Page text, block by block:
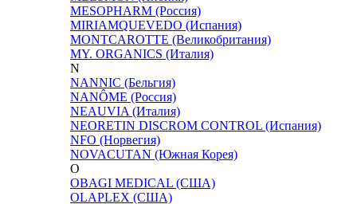
MESOPHARM (Россия)
MIRIAMQUEVEDO (Испания)
MONTCAROTTE (Великобритания)
MY. ORGANICS (Италия)
N
NANNIC (Бельгия)
NANÔME (Россия)
NEAUVIA (Италия)
NEORETIN DISCROM CONTROL (Испания)
NFO (Норвегия)
NOVACUTAN (Южная Корея)
O
OBAGI MEDICAL (США)
OLAPLEX (США)